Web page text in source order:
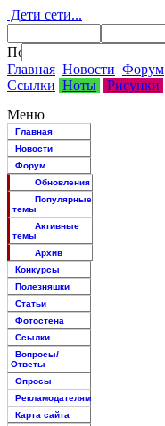
Дети сети...
Главная Новости Форум
Ссылки Ноты Рисунки
Меню
Главная
Новости
Форум
Обновления
Популярные
темы
Активные
темы
Архив
Конкурсы
Полезняшки
Статьи
Фотостена
Ссылки
Вопросы/
Ответы
Опросы
Рекламодателям
Карта сайта